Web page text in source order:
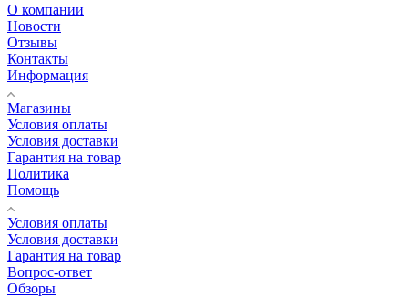
О компании
Новости
Отзывы
Контакты
Информация
Магазины
Условия оплаты
Условия доставки
Гарантия на товар
Политика
Помощь
Условия оплаты
Условия доставки
Гарантия на товар
Вопрос-ответ
Обзоры